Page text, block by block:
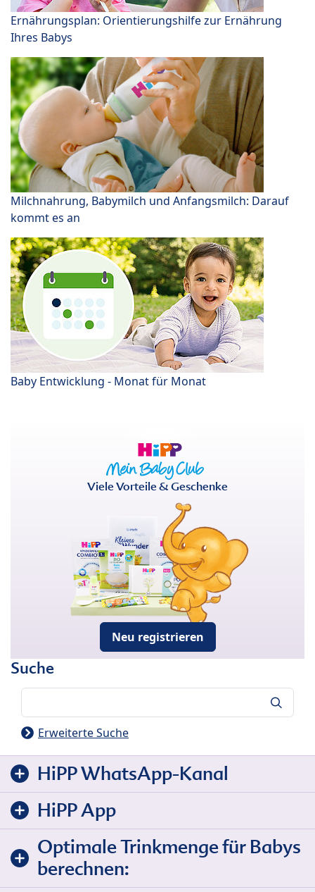
Ernährungsplan: Orientierungshilfe zur Ernährung
Ihres Babys
Milchnahrung, Babymilch und Anfangsmilch: Darauf
kommt es an
Baby Entwicklung - Monat für Monat
Viele Vorteile & Geschenke
Neu registrieren
Suche
Erweiterte Suche
HiPP WhatsApp-Kanal
HiPP App
Optimale Trinkmenge für Babys
berechnen: